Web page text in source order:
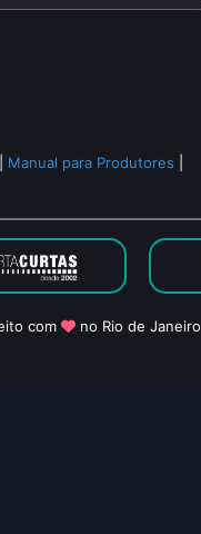
Manual para Produtores
com no Rio de Janeiro